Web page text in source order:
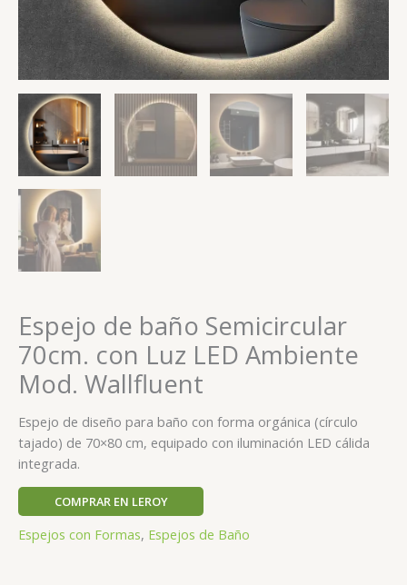
Espejo de baño Semicircular
70cm. con Luz LED Ambiente
Mod. Wallfluent
Espejo de diseño para baño con forma orgánica (círculo
tajado) de 70×80 cm, equipado con iluminación LED cálida
integrada.
COMPRAR EN LEROY
Espejos con Formas, Espejos de Baño